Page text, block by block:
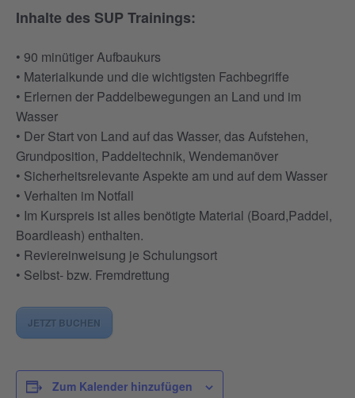
Inhalte des SUP Trainings:
• 90 minütiger Aufbaukurs
• Materialkunde und die wichtigsten Fachbegriffe
• Erlernen der Paddelbewegungen an Land und im
Wasser
• Der Start von Land auf das Wasser, das Aufstehen,
Grundposition, Paddeltechnik, Wendemanöver
• Sicherheitsrelevante Aspekte am und auf dem Wasser
• Verhalten im Notfall
• Im Kurspreis ist alles benötigte Material (Board,Paddel,
Boardleash) enthalten.
• Reviereinweisung je Schulungsort
• Selbst- bzw. Fremdrettung
JETZT BUCHEN
Zum Kalender hinzufügen